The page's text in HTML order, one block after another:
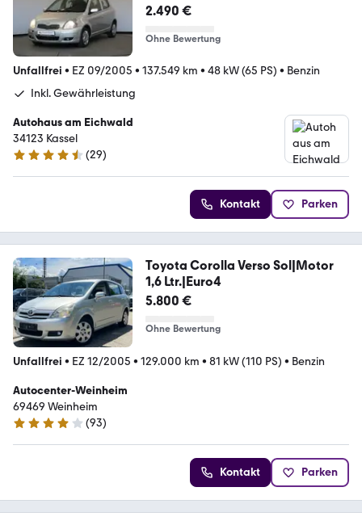
2.490 €
Ohne Bewertung
Unfallfrei • EZ 09/2005 • 137.549 km • 48 kW (65 PS) • Benzin
Inkl. Gewährleistung
Autohaus am Eichwald
34123 Kassel
4.4 Sterne
(29)
Kontakt Parken
Toyota Corolla Verso Sol|Motor
1,6 Ltr.|Euro4
5.800 €
Ohne Bewertung
Unfallfrei • EZ 12/2005 • 129.000 km • 81 kW (110 PS) • Benzin
Autocenter-Weinheim
69469 Weinheim
4.2 Sterne
(93)
Kontakt Parken